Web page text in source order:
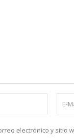
electrónico y sitio